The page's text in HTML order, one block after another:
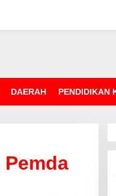
DAERAH PENDIDIKAN
Pemda